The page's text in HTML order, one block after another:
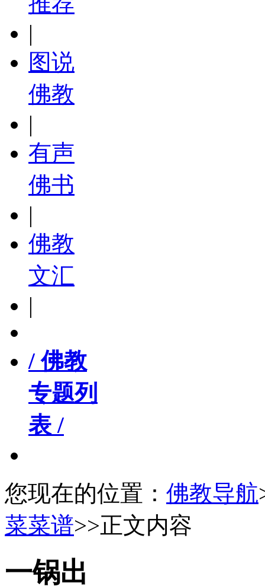
|
图说
佛教
|
有声
佛书
|
佛教
文汇
|
/ 佛教
专题列
表 /
您现在的位置： 佛教导航
菜菜谱>>正文内容
一锅出